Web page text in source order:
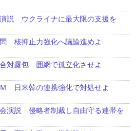
演説 ウクライナに最大限の支援を
問 核抑止力強化へ議論進めよ
合対露包 囲網で孤立化させよ
Ｍ 日米韓の連携強化で対処せよ
会演説 侵略者制裁し自由守る連帯を